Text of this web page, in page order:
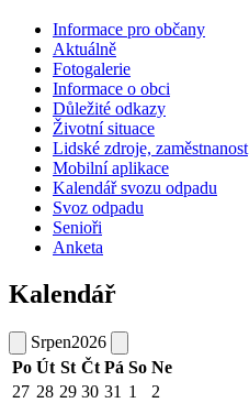
Informace pro občany
Aktuálně
Fotogalerie
Informace o obci
Důležité odkazy
Životní situace
Lidské zdroje, zaměstnanost
Mobilní aplikace
Kalendář svozu odpadu
Svoz odpadu
Senioři
Anketa
Kalendář
Srpen2026
Po Út St Čt Pá So Ne
27 28 29 30 31 1
2